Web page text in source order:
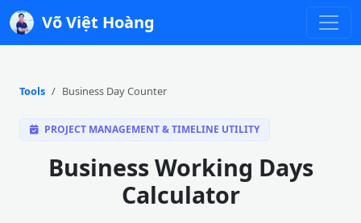
Võ Việt Hoàng
Tools Business Day Counter
PROJECT MANAGEMENT & TIMELINE UTILITY
Business Working Days
Calculator